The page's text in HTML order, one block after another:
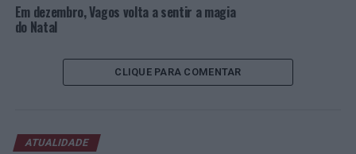
Em dezembro, Vagos volta a sentir a magia
do Natal
CLIQUE PARA COMENTAR
ATUALIDADE